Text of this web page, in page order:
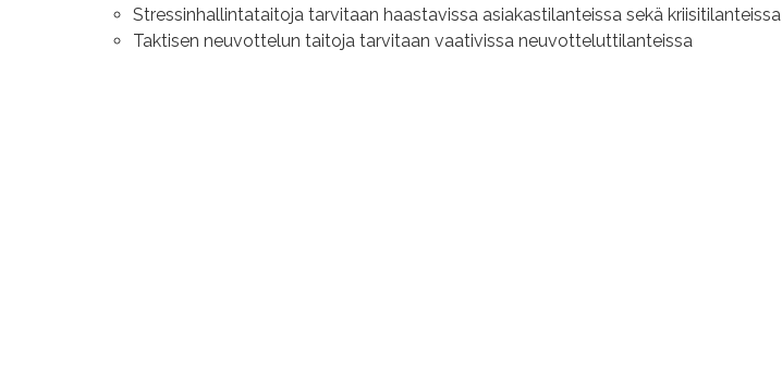
Stressinhallintataitoja tarvitaan haastavissa asiakastilanteissa sekä kriisitilanteissa
Taktisen neuvottelun taitoja tarvitaan vaativissa neuvotteluttilanteissa